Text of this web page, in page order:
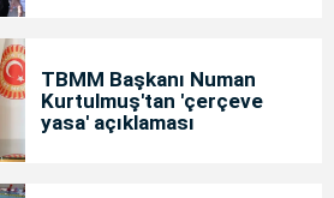
TBMM Başkanı Numan
Kurtulmuş'tan 'çerçeve
yasa' açıklaması